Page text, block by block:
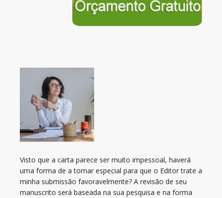
Visto que a carta parece ser muito impessoal, haverá
uma forma de a tornar especial para que o Editor trate a
minha submissão favoravelmente? A revisão de seu
manuscrito será baseada na sua pesquisa e na forma